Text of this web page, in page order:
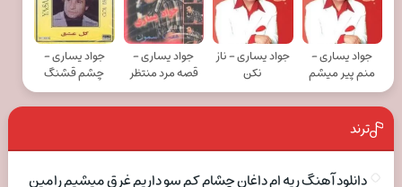
جواد يساری -
منم پیر میشم
جواد يساری - ناز
نکن
جواد يساری -
قصه مرد منتظر
جواد يساری -
چشم قشنگ
ترند
دانلود آهنگ ریه ام داغان چشام کم سو داریم غرق میشیم رامین